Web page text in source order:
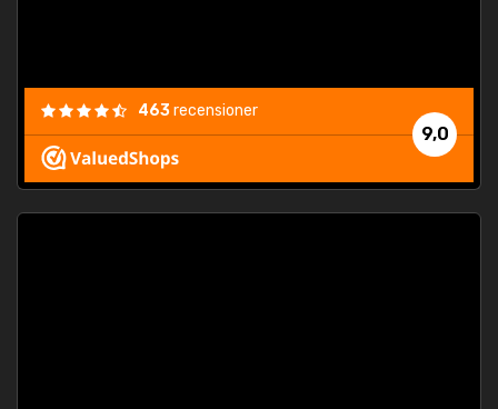
9,0
463recensioner